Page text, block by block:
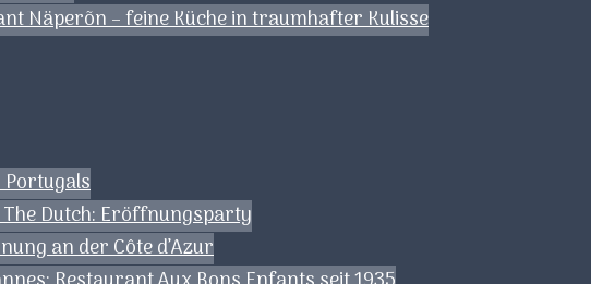
Näperõn – feine Küche in traumhafter Kulisse
Portugals
Dutch: Eröffnungsparty
an der Côte d’Azur